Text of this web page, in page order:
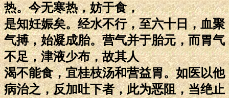
热。今无寒热，妨于食，
是知妊娠矣。经水不行，至六十日，血聚
气搏，始凝成胎。营气并于胎元，而胃气
不足，津液少布，故其人
渴不能食，宜桂枝汤和营益胃。如医以他
病治之，反加吐下者，此为恶阻，当绝止